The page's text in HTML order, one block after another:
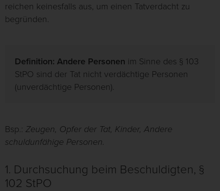
reichen keinesfalls aus, um einen Tatverdacht zu
begründen.
Definition: Andere Personen im Sinne des § 103
StPO sind der Tat nicht verdächtige Personen
(unverdächtige Personen).
Bsp.: Zeugen, Opfer der Tat, Kinder, Andere
schuldunfähige Personen.
1. Durchsuchung beim Beschuldigten, §
102 StPO